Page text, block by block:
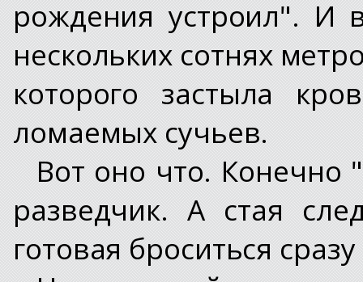
рождения устроил". И
нескольких сотнях
которого застыла
ломаемых сучьев.
Вот оно что.
разведчик. А стая
готовая броситься